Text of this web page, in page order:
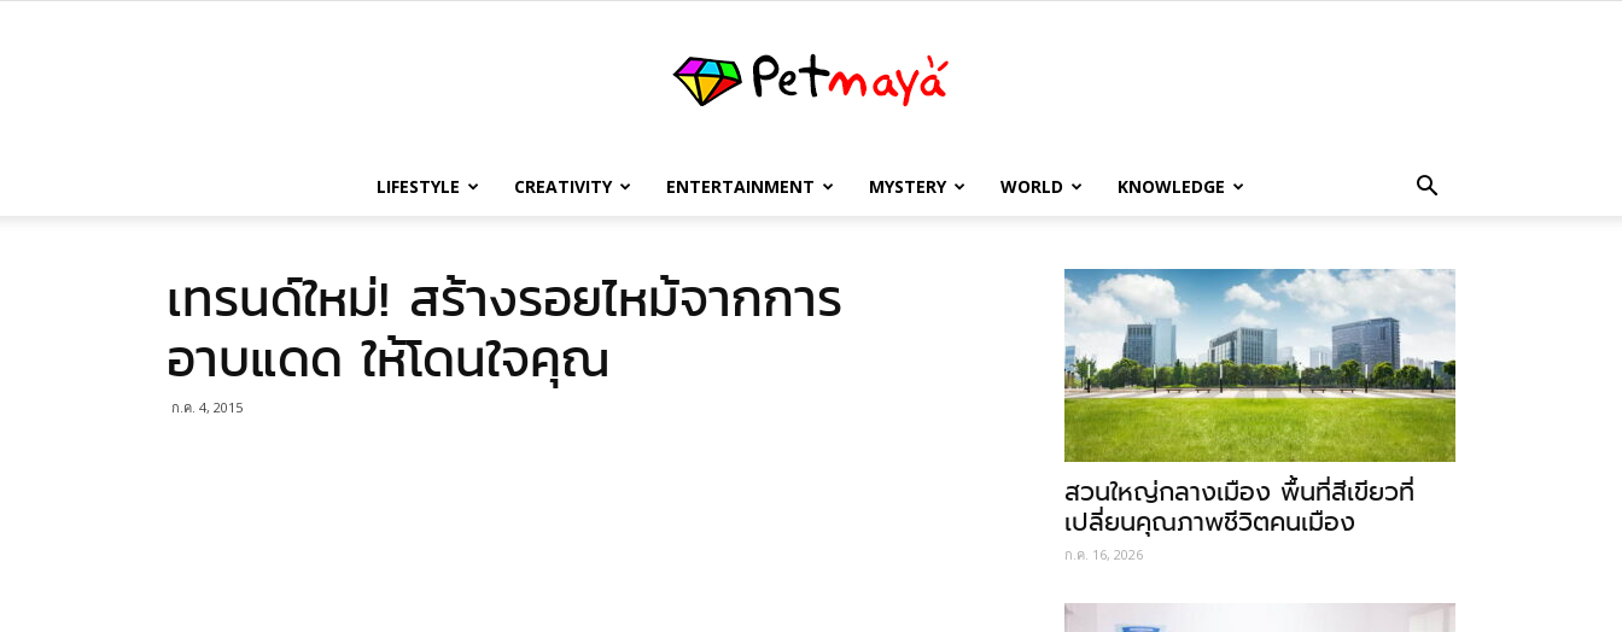
เพชร
LIFESTYLE CREATIVITY ENTERTAINMENT MYSTERY WORLD KNOWLEDGE
เทรนด์ใหม่! สร้างรอยไหม้จากการ
อาบแดด ให้โดนใจคุณ
ก.ค. 4, 2015
สวนใหญ่กลางเมือง พื้นที่สีเขียวที่
เปลี่ยนคุณภาพชีวิตคนเมือง
ก.ค. 16, 2026